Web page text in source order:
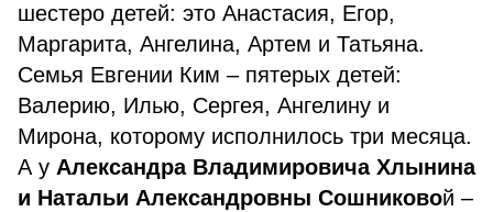
шестеро детей: это Анастасия, Егор,
Маргарита, Ангелина, Артем и Татьяна.
Семья Евгении Ким – пятерых детей:
Валерию, Илью, Сергея, Ангелину и
Мирона, которому исполнилось три месяца.
А у Александра Владимировича Хлынина
и Натальи Александровны Сошниковой –